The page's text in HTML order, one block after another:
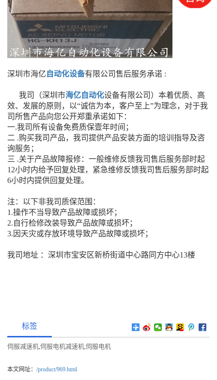
深圳市海亿 自动化设备有限公司售后服务承诺 :
我司（深圳市海亿自动化设备有限公司）本着优质、高
效、发展的原则，以“诚信为本，客户至上”为理念，对于我
司所售产品向您公开郑重承诺如下：
一.我司所有设备免费质保壹年时间；
二 .购买我司产品，我司提供产品安装方面的培训指导及咨
询服务；
三 .关于产品故障报修：一般维修反馈我司售后服务部时起
12小时内给予回复处理，紧急维修反馈我司售后服务部时起
6小时内提供回复处理。
注：以下非我司质保范围：
1.操作不当导致产品故障或损坏；
2.自行检修改装导致产品故障或损坏；
3.因天灾或存放环境导致产品故障或损坏；
我司地址 ：深圳市宝安区新桥街道中心路同方中心13楼
标签
伺服减速机,伺服电机减速机,伺服电机
本文网址： /product/969.html